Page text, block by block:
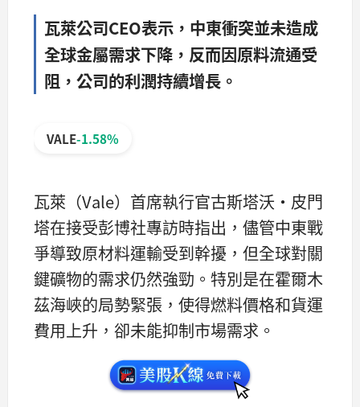
瓦萊公司CEO表示，中東衝突並未造成
全球金屬需求下降，反而因原料流通受
阻，公司的利潤持續增長。
VALE-1.58%
瓦萊（Vale）首席執行官古斯塔沃·皮門
塔在接受彭博社專訪時指出，儘管中東戰
爭導致原材料運輸受到幹擾，但全球對關
鍵礦物的需求仍然強勁。特別是在霍爾木
茲海峽的局勢緊張，使得燃料價格和貨運
費用上升，卻未能抑制市場需求。